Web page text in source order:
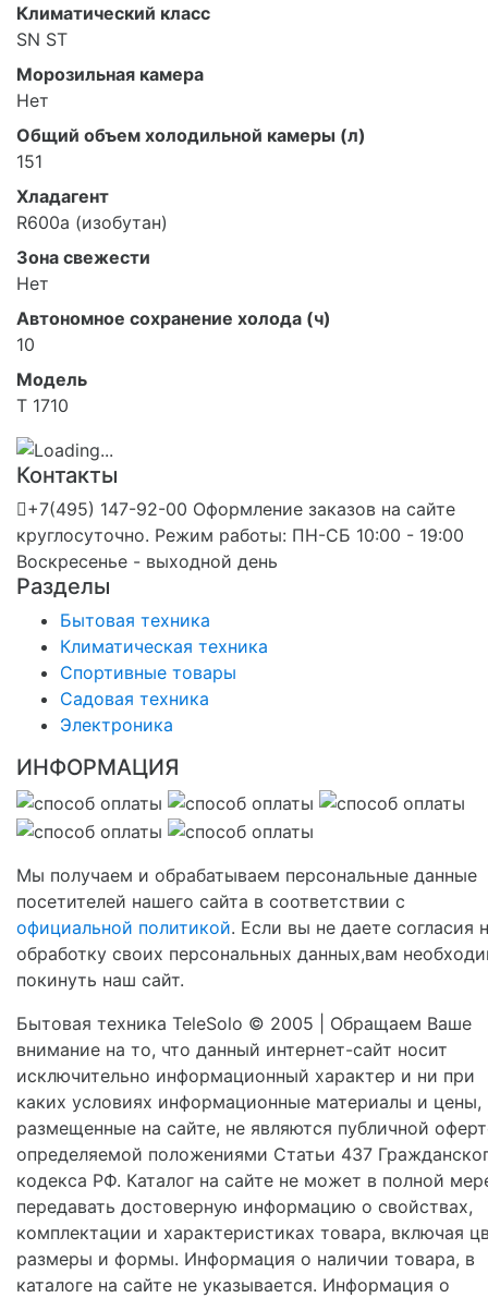
Климатический класс
SN ST
Морозильная камера
Нет
Общий объем холодильной камеры (л)
151
Хладагент
R600a (изобутан)
Зона свежести
Нет
Автономное сохранение холода (ч)
10
Модель
T 1710
Контакты
+7(495) 147-92-00 Оформление заказов на сайте
круглосуточно. Режим работы: ПН-СБ 10:00 - 19:00
Воскресенье - выходной день
Разделы
Бытовая техника
Климатическая техника
Спортивные товары
Садовая техника
Электроника
ИНФОРМАЦИЯ
Мы получаем и обрабатываем персональные данные
посетителей нашего сайта в соответствии с
официальной политикой. Если вы не даете согласия
обработку своих персональных данных,вам
покинуть наш сайт.
Бытовая техника TeleSolo © 2005 | Обращаем Ваше
внимание на то, что данный интернет-сайт носит
исключительно информационный характер и ни при
каких условиях информационные материалы и цены,
размещенные на сайте, не являются публичной
определяемой положениями Статьи 437
кодекса РФ. Каталог на сайте не может в полной
передавать достоверную информацию о свойствах,
комплектации и характеристиках товара, включая
размеры и формы. Информация о наличии товара, в
каталоге на сайте не указывается. Информация о